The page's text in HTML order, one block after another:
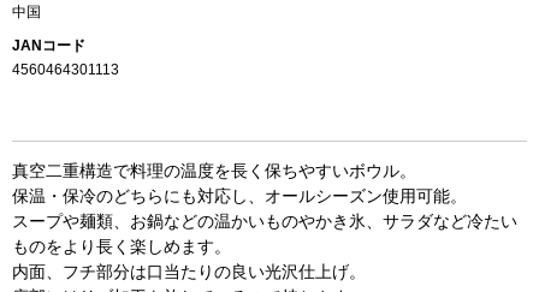
中国
JANコード
4560464301113
真空二重構造で料理の温度を長く保ちやすいボウル。
保温・保冷のどちらにも対応し、オールシーズン使用可能。
スープや麺類、お鍋などの温かいものやかき氷、サラダなど冷たい
ものをより長く楽しめます。
内面、フチ部分は口当たりの良い光沢仕上げ。